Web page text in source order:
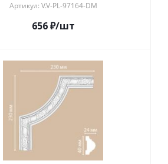
Артикул: V.V-PL-97164-DM
656₽/шт